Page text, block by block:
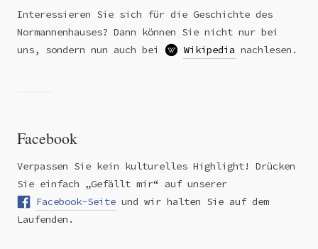
Interessieren Sie sich für die Geschichte des
Normannenhauses? Dann können Sie nicht nur bei
uns, sondern nun auch bei
Wikipedia nachlesen.
Facebook
Verpassen Sie kein kulturelles Highlight! Drücken
Sie einfach „Gefällt mir“ auf unserer
Facebook-Seite und wir halten Sie auf dem
Laufenden.